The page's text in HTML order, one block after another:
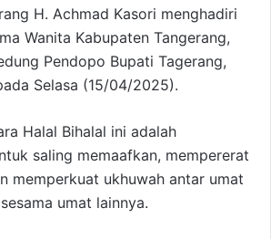
H. Achmad Kasori menghadiri
Wanita Kabupaten Tangerang,
Pendopo Bupati Tagerang,
Selasa (15/04/2025).
Halal Bihalal ini adalah
saling memaafkan, mempererat
memperkuat ukhuwah antar umat
umat lainnya.